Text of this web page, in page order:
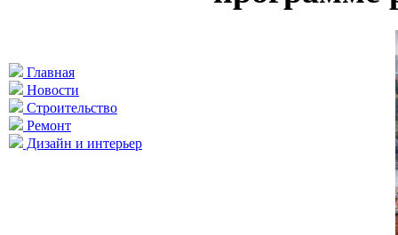
Главная
Новости
Строительство
Ремонт
Дизайн и интерьер